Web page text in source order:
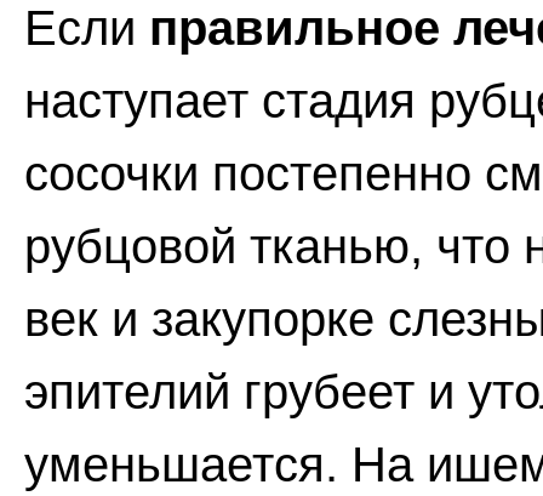
Если правильное
наступает стадия
сосочки постепенно
рубцовой тканью, что
век и закупорке
эпителий грубеет и
уменьшается. На